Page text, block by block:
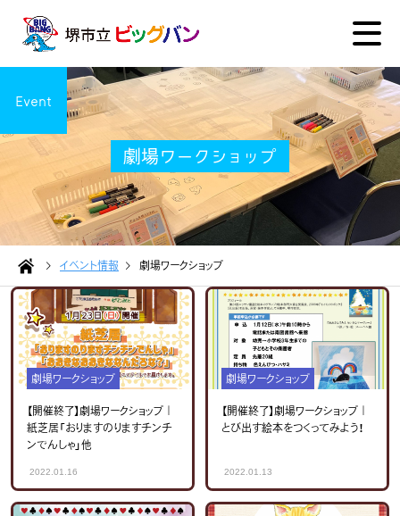
劇場ワークショップ
Event
イベント情報 劇場ワークショップ
劇場ワークショップ
【開催終了】劇場ワークショップ｜
紙芝居「おりますのりますチンチ
ンでんしゃ」他
2022.01.16
劇場ワークショップ
【開催終了】劇場ワークショップ｜
とび出す絵本をつくってみよう！
2022.01.13